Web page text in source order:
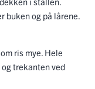
buken og på lårene.
ris mye. Hele
trekanten ved